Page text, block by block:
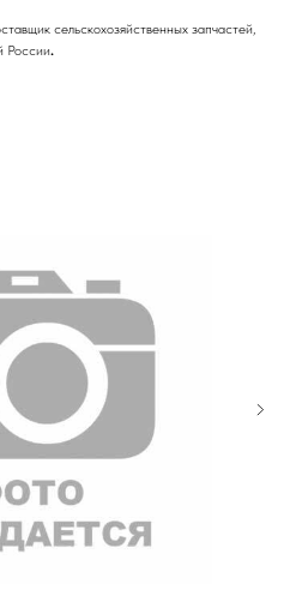
сельскохозяйственных запчастей,
России.